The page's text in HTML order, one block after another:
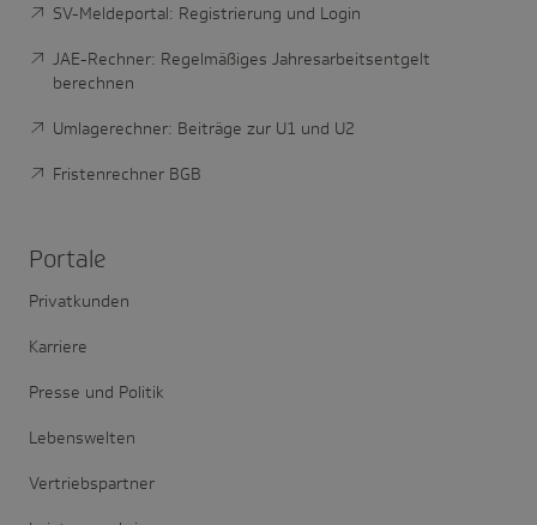
SV-Meldeportal: Registrierung und Login
JAE-Rechner: Regelmäßiges Jahresarbeitsentgelt
berechnen
Umlagerechner: Beiträge zur U1 und U2
Fristenrechner BGB
Portale
Privatkunden
Karriere
Presse und Politik
Lebenswelten
Vertriebspartner